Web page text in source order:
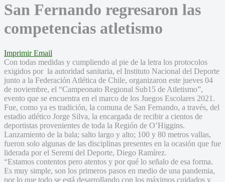
San Fernando regresaron las
competencias atletismo
Imprimir Email
Con todas medidas y cumpliendo al pie de la letra los protocolos
exigidos por la autoridad sanitaria, el Instituto Nacional del Deporte
junto a la Federación Atlética de Chile, organizaron este jueves 04
de noviembre, el “Campeonato Regional Sub15 de Atletismo”,
evento que se encuentra en el marco de los Juegos Escolares 2021.
Fue, como ya es tradición, la comuna de San Fernando, a través, del
estadio atlético Jorge Silva, la encargada de recibir a cientos de
deportistas provenientes de toda la Región de O’Higgins.
Lanzamiento de la bala; salto largo y alto; 100 y 80 metros vallas,
fueron solo algunas de las disciplinas presentes en la ocasión que fue
liderada por el Seremi del Deporte, Diego Ramírez.
“Estamos contentos pero atentos y por qué lo señalo de esa forma.
Es muy simple, son los primeros pasos en medio de una pandemia,
por lo que todo se está desarrollando con los máximos cuidados y